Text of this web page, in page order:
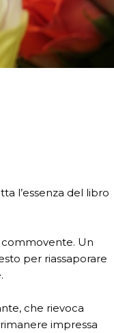
l’essenza del libro
Un
per riassaporare
che rievoca
impressa